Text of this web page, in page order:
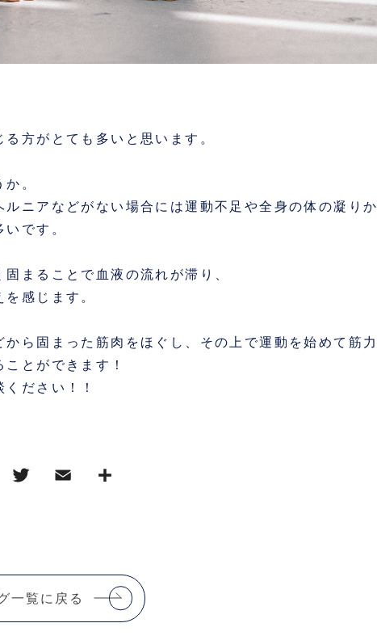
方がとても多いと思います。
。
ニアなどがない場合には運動不足や全身の体の凝りか
です。
まることで血液の流れが滞り、
感じます。
ら固まった筋肉をほぐし、その上で運動を始めて筋力
とができます！
ださい！！
一覧に戻る